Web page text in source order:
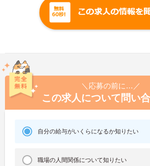
＼応募の前に…／
この求人について問い
自分の給与がいくらになるか知りたい
職場の人間関係について知りたい